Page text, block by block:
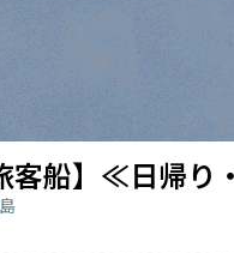
客船】≪日帰